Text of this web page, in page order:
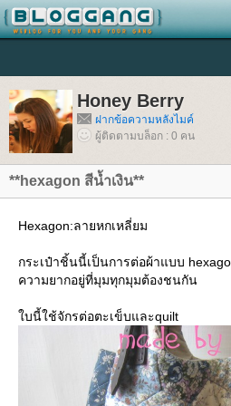
Honey Berry
ฝากข้อความหลังไมค์
ผู้ติดตามบล็อก : 0 คน
**hexagon สีน้ำเงิน**
Hexagon:ลายหกเหลี่ยม
กระเป๋าชิ้นนี้เป็นการต่อผ้าแบบ
ความยากอยู่ที่มุมทุกมุมต้องชนกัน
บนี้ใช้จักรต่อตะเข็บและquilt